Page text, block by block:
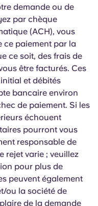
demande ou de
par chèque
(ACH), vous
ce paiement par la
ce soit, des frais de
être facturés. Ces
et débités
bancaire environ
de paiement. Si les
échouent
pourront vous
responsable de
rejet varie ; veuillez
pour plus de
peuvent également
ou la société de
de la demande